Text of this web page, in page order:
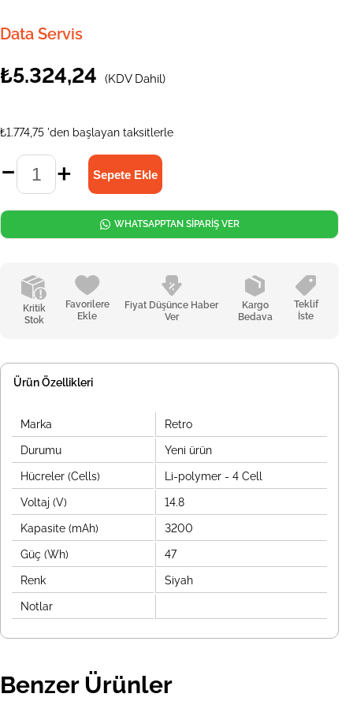
Data Servis
₺5.324,24 (KDV Dahil)
₺1.774,75 'den başlayan taksitlerle
Kritik
Stok
Favorilere
Ekle
Fiyat Düşünce Haber
Ver
Kargo
Bedava
Teklif
İste
WHATSAPPTAN SİPARİŞ VER
Ürün Özellikleri
Marka Retro
Durumu Yeni ürün
Hücreler (Cells) Li-polymer - 4 Cell
Voltaj (V) 14.8
Kapasite (mAh) 3200
Güç (Wh) 47
Renk Siyah
Notlar
Benzer Ürünler